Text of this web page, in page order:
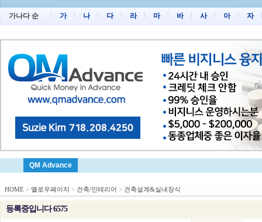
가나다 순 가 나 다 라 마 바 사 아 자
QM Advance
HOME > 옐로우페이지 > 건축/인테리어 > 건축설계&실내장식
등록중입니다 6575